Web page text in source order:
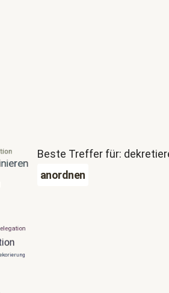
Beste Treffer für:
anordnen